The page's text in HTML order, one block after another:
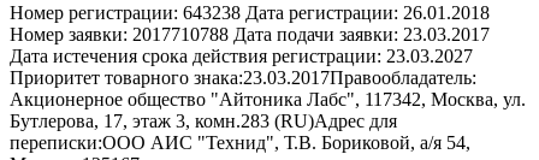
Номер регистрации: 643238 Дата регистрации: 26.01.2018
Номер заявки: 2017710788 Дата подачи заявки: 23.03.2017
Дата истечения срока действия регистрации: 23.03.2027
Приоритет товарного знака:23.03.2017Правообладатель:
Акционерное общество "Айтоника Лабс", 117342, Москва, ул.
Бутлерова, 17, этаж 3, комн.283 (RU)Адрес для
переписки:ООО АИС "Технид", Т.В. Бориковой, а/я 54,